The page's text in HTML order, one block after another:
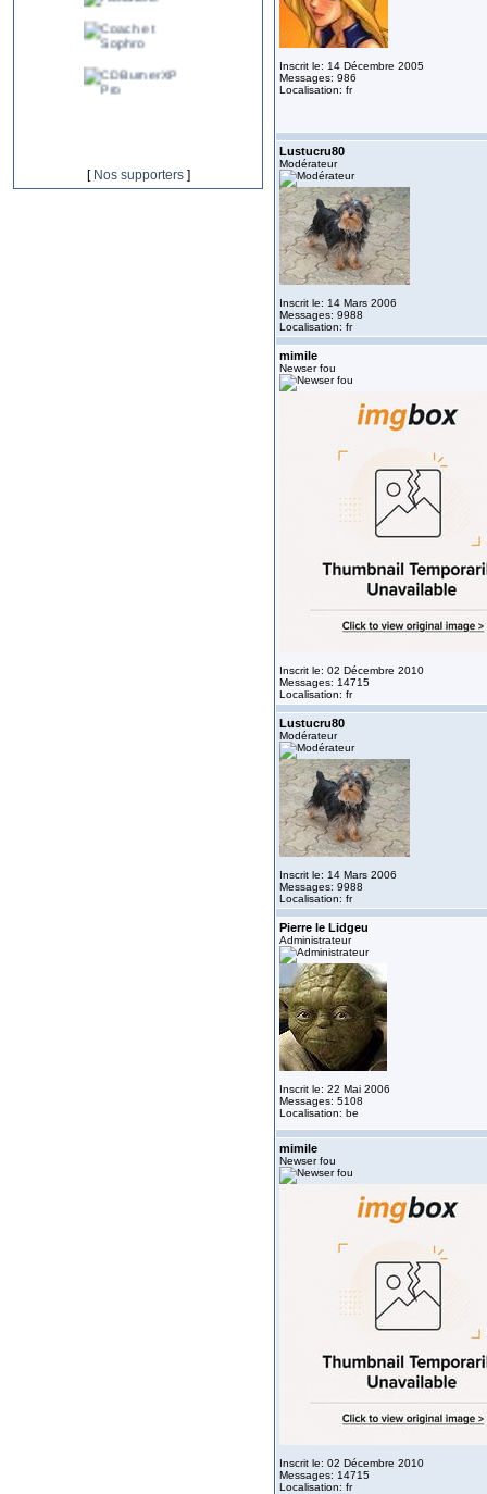
[ Nos supporters]
Inscrit le: 14 Décembre 2005
Messages: 986
Localisation: fr
Lustucru80
Modérateur
Inscrit le: 14 Mars 2006
Messages: 9988
Localisation: fr
mimile
Newser fou
Inscrit le: 02 Décembre 2010
Messages: 14715
Localisation: fr
Lustucru80
Modérateur
Inscrit le: 14 Mars 2006
Messages: 9988
Localisation: fr
Pierre le Lidgeu
Administrateur
Inscrit le: 22 Mai 2006
Messages: 5108
Localisation: be
mimile
Newser fou
Inscrit le: 02 Décembre 2010
Messages: 14715
Localisation: fr